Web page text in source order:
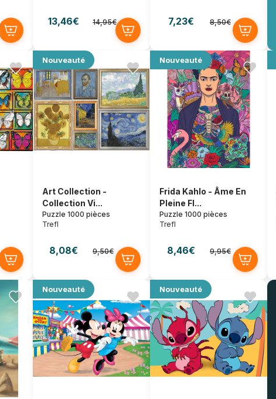
13,46€ 14,95€ 7,23€ 8,50€
Nouveauté
Art Collection -
Collection Vi...
Puzzle 1000 pièces
Trefl
8,08€ 9,50€
Nouveauté
Frida Kahlo - Âme En
Pleine Fl...
Puzzle 1000 pièces
Trefl
8,46€ 9,95€
Nouveauté Nouveauté